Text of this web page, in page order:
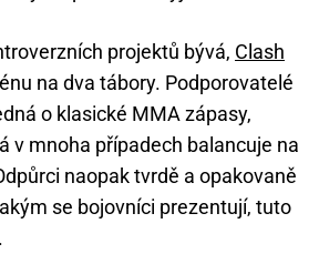
projektů bývá, Clash
na dva tábory. Podporovatelé
o klasické MMA zápasy,
v mnoha případech balancuje na
naopak tvrdě a opakovaně
se bojovníci prezentují, tuto